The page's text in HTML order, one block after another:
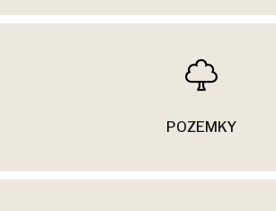
POZEMKY